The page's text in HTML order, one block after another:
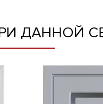
ДАННОЙ